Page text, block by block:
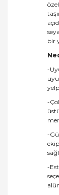
bir
-
-
-
-